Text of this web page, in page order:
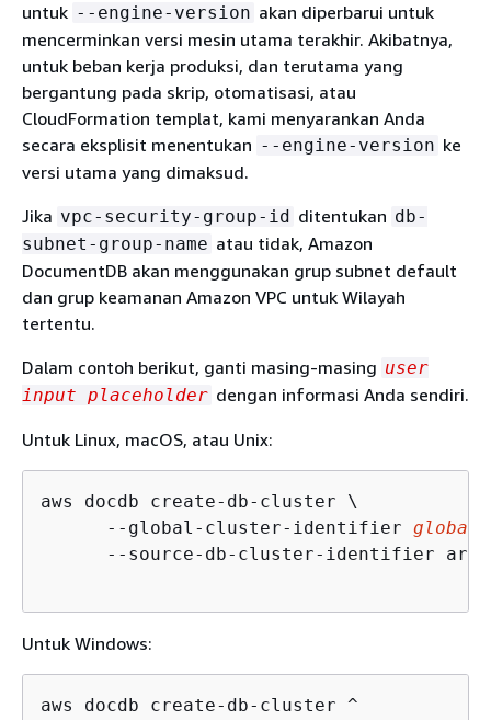
untuk --engine-version akan diperbarui untuk
mencerminkan versi mesin utama terakhir. Akibatnya,
untuk beban kerja produksi, dan terutama yang
bergantung pada skrip, otomatisasi, atau
CloudFormation templat, kami menyarankan Anda
secara eksplisit menentukan --engine-version ke
versi utama yang dimaksud.
Jika vpc-security-group-id ditentukan db-
subnet-group-name atau tidak, Amazon
DocumentDB akan menggunakan grup subnet default
dan grup keamanan Amazon VPC untuk Wilayah
tertentu.
Dalam contoh berikut, ganti masing-masing user
input placeholder dengan informasi Anda sendiri.
Untuk Linux, macOS, atau Unix:
aws docdb create-db-cluster \
      --global-cluster-identifier
--source-db-cluster-identifier
Untuk Windows:
aws docdb create-db-cluster ^